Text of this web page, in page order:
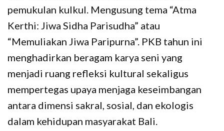
pemukulan kulkul. Mengusung tema “Atma
Kerthi: Jiwa Sidha Parisudha” atau
“Memuliakan Jiwa Paripurna”. PKB tahun ini
menghadirkan beragam karya seni yang
menjadi ruang refleksi kultural sekaligus
mempertegas upaya menjaga keseimbangan
antara dimensi sakral, sosial, dan ekologis
dalam kehidupan masyarakat Bali.